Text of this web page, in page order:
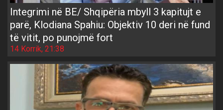
Integrimi në BE/ Shqipëria mbyll 3 kapitujt e
parë, Klodiana Spahiu: Objektiv 10 deri në fund
të vitit, po punojmë fort
14 Korrik, 21:38